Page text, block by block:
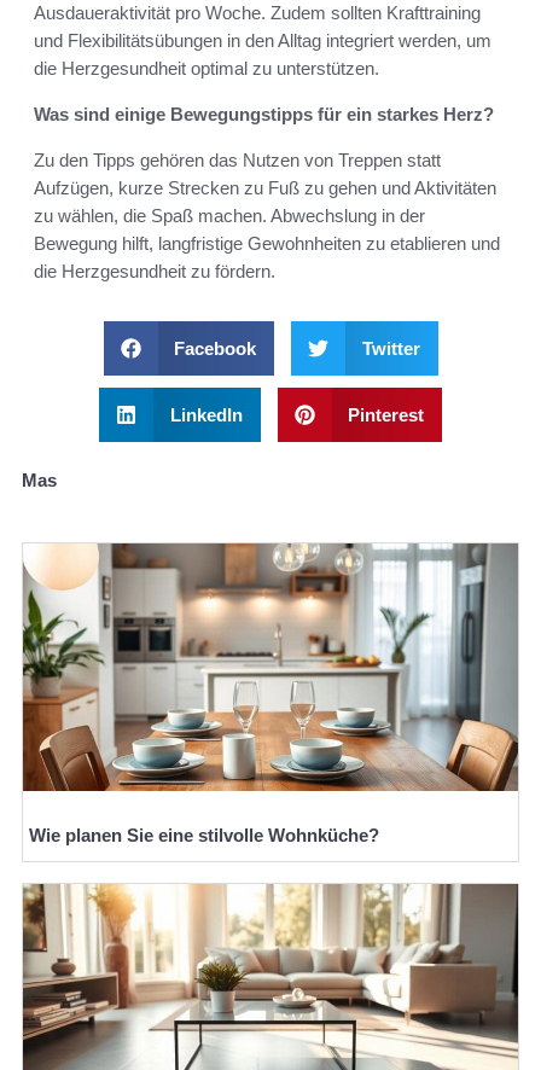
Ausdaueraktivität pro Woche. Zudem sollten Krafttraining
und Flexibilitätsübungen in den Alltag integriert werden, um
die Herzgesundheit optimal zu unterstützen.
Was sind einige Bewegungstipps für ein starkes Herz?
Zu den Tipps gehören das Nutzen von Treppen statt
Aufzügen, kurze Strecken zu Fuß zu gehen und Aktivitäten
zu wählen, die Spaß machen. Abwechslung in der
Bewegung hilft, langfristige Gewohnheiten zu etablieren und
die Herzgesundheit zu fördern.
Facebook Twitter
LinkedIn Pinterest
Mas
Wie planen Sie eine stilvolle Wohnküche?